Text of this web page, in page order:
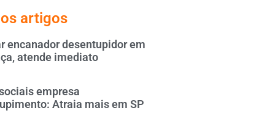
artigos
encanador desentupidor em
atende imediato
empresa
Atraia mais em SP